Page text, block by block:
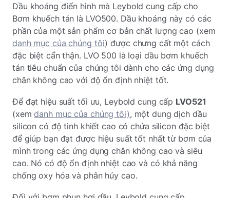
Dầu khoáng điển hình mà Leybold cung cấp cho
Bơm khuếch tán là LVO500. Dầu khoáng này có các
phần của một sản phẩm cơ bản chất lượng cao (xem
danh mục của chúng tôi) được chưng cất một cách
đặc biệt cẩn thận. LVO 500 là loại dầu bơm khuếch
tán tiêu chuẩn của chúng tôi dành cho các ứng dụng
chân không cao với độ ổn định nhiệt tốt.
Để đạt hiệu suất tối ưu, Leybold cung cấp LVO521
(xemdanh mục của chúng tôi), một dung dịch dầu
silicon có độ tinh khiết cao có chứa silicon đặc biệt
để giúp bạn đạt được hiệu suất tốt nhất từ bơm của
mình trong các ứng dụng chân không cao và siêu
cao. Nó có độ ổn định nhiệt cao và có khả năng
chống oxy hóa và phân hủy cao.